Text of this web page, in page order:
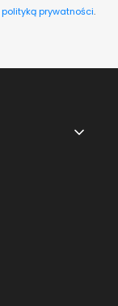
polityką prywatności.